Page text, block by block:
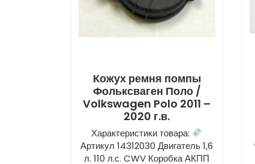
Кожух ремня помпы
Фольксваген Поло /
Volkswagen Polo 2011 –
2020 г.в.
Характеристики товара:
Артикул 14312030 Двигатель 1,6
л. 110 л.с. CWV Коробка АКПП